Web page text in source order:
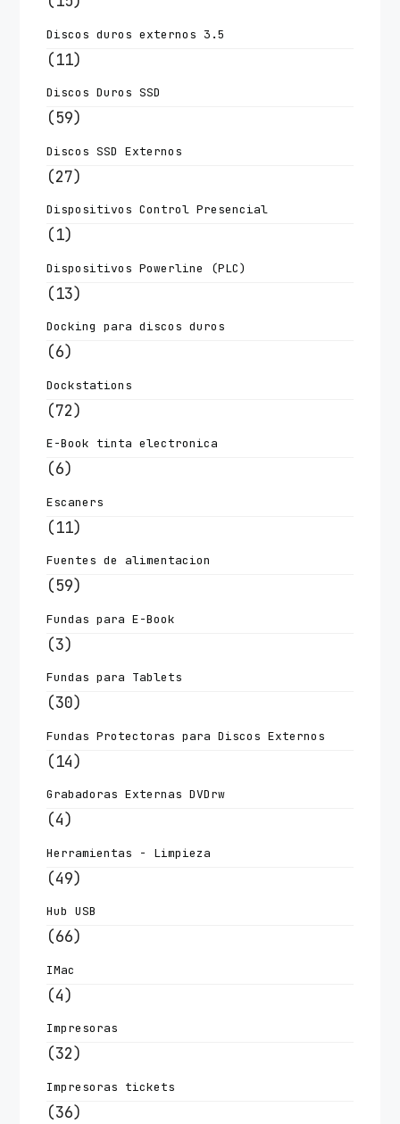
Discos duros externos 3.5
(11)
Discos Duros SSD
(59)
Discos SSD Externos
(27)
Dispositivos Control Presencial
(1)
Dispositivos Powerline (PLC)
(13)
Docking para discos duros
(6)
Dockstations
(72)
E-Book tinta electronica
(6)
Escaners
(11)
Fuentes de alimentacion
(59)
Fundas para E-Book
(3)
Fundas para Tablets
(30)
Fundas Protectoras para Discos Externos
(14)
Grabadoras Externas DVDrw
(4)
Herramientas - Limpieza
(49)
Hub USB
(66)
IMac
(4)
Impresoras
(32)
Impresoras tickets
(36)